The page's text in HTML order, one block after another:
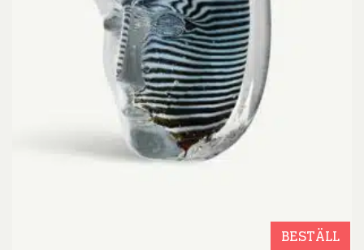
BESTÄLL